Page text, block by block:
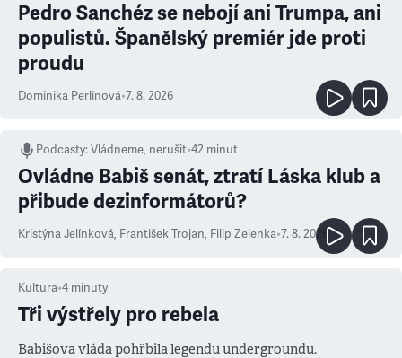
Pedro Sanchéz se nebojí ani Trumpa, ani
populistů. Španělský premiér jde proti
proudu
Dominika Perlínová•7. 8. 2026
Podcasty:Vládneme, nerušit•42 minut
Ovládne Babiš senát, ztratí Láska klub a
přibude dezinformátorů?
Kristýna Jelínková, František Trojan, Filip Zelenka•7. 8. 2026
Kultura•4 minuty
Tři výstřely pro rebela
Babišova vláda pohřbila legendu undergroundu.